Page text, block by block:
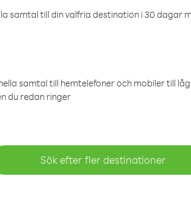
samtal till din valfria destination i 30 dagar
samtal till hemtelefoner och mobiler till
du redan ringer
Sök efter fler destinationer